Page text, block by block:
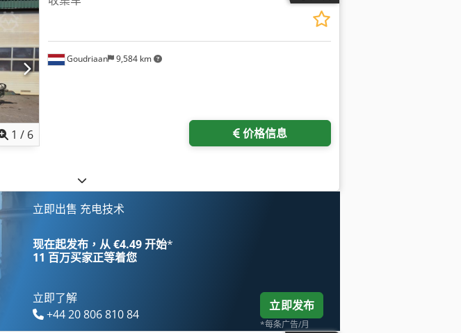
1 / 6
Goudriaan 9,584 km
价格信息
立即出售 充电技术
现在起发布，从 €4.49 开始*
11 百万买家正等着您
立即了解
+44 20 806 810 84
立即发布
*每条广告/月